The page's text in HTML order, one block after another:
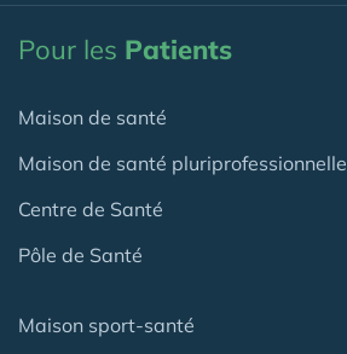
Pour les Patients
Maison de santé
Maison de santé pluriprofessionnelle
Centre de Santé
Pôle de Santé
Maison sport-santé